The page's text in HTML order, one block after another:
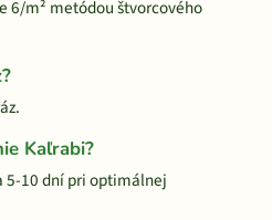
6/m² metódou štvorcového
Kaľrabi?
5-10 dní pri optimálnej